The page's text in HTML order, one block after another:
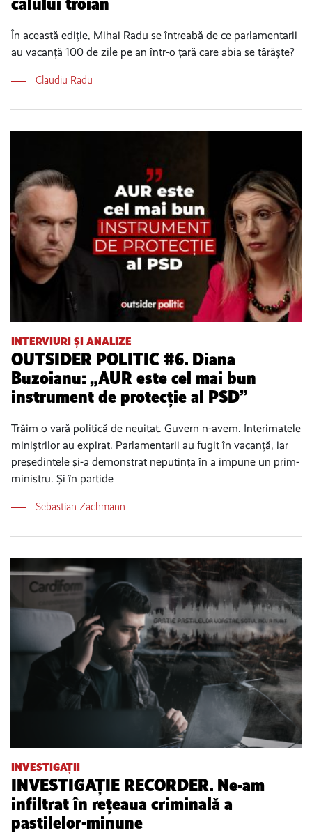
În această ediție, Mihai Radu se întreabă de ce parlamentarii
au vacanță 100 de zile pe an într-o țară care abia se târăște?
Claudiu Radu
INTERVIURI ȘI ANALIZE
OUTSIDER POLITIC #6. Diana
Buzoianu: „AUR este cel mai bun
instrument de protecție al PSD”
Trăim o vară politică de neuitat. Guvern n-avem. Interimatele
miniștrilor au expirat. Parlamentarii au fugit în vacanță, iar
președintele și-a demonstrat neputința în a impune un prim-
ministru. Și în partide
Sebastian Zachmann
INVESTIGAȚII
INVESTIGAȚIE RECORDER. Ne-am
infiltrat în rețeaua criminală a
pastilelor-minune